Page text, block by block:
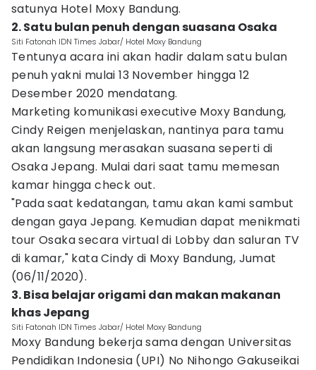
satunya Hotel Moxy Bandung.
2. Satu bulan penuh dengan suasana Osaka
Siti Fatonah IDN Times Jabar/ Hotel Moxy Bandung
Tentunya acara ini akan hadir dalam satu bulan
penuh yakni mulai 13 November hingga 12
Desember 2020 mendatang.
Marketing komunikasi executive Moxy Bandung,
Cindy Reigen menjelaskan, nantinya para tamu
akan langsung merasakan suasana seperti di
Osaka Jepang. Mulai dari saat tamu memesan
kamar hingga check out.
"Pada saat kedatangan, tamu akan kami sambut
dengan gaya Jepang. Kemudian dapat menikmati
tour Osaka secara virtual di Lobby dan saluran TV
di kamar," kata Cindy di Moxy Bandung, Jumat
(06/11/2020).
3. Bisa belajar origami dan makan makanan
khas Jepang
Siti Fatonah IDN Times Jabar/ Hotel Moxy Bandung
Moxy Bandung bekerja sama dengan Universitas
Pendidikan Indonesia (UPI) No Nihongo Gakuseikai